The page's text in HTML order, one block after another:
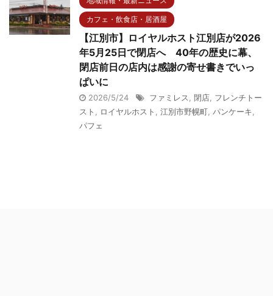
カフェ・飲食店・居酒屋
【江別市】ロイヤルホスト江別店が2026
年5月25日で閉店へ 40年の歴史に幕、
閉店前日の店内は感謝の寄せ書きでいっ
ぱいに
2026/5/24 ファミレス, 閉店, フレンチトー
スト , ロイヤルホスト , 江別市野幌町, パンケーキ,
パフェ